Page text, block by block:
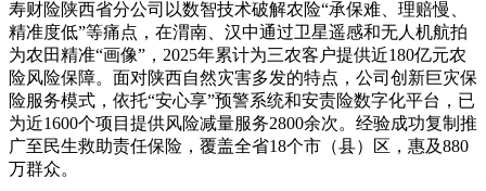
寿财险陕西省分公司以数智技术破解农险“承保难、理赔慢、
精准度低”等痛点，在渭南、汉中通过卫星遥感和无人机航拍
为农田精准“画像”，2025年累计为三农客户提供近180亿元农
险风险保障。面对陕西自然灾害多发的特点，公司创新巨灾保
险服务模式，依托“安心享”预警系统和安责险数字化平台，已
为近1600个项目提供风险减量服务2800余次。经验成功复制推
广至民生救助责任保险，覆盖全省18个市（县）区，惠及880
万群众。